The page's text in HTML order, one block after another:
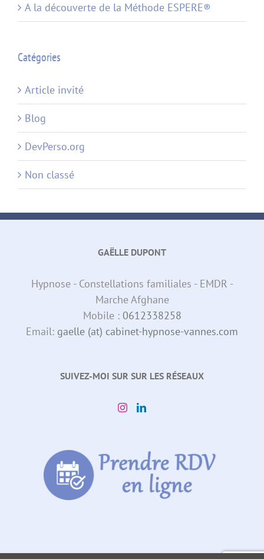
A la découverte de la Méthode ESPERE®
Catégories
Article invité
Blog
DevPerso.org
Non classé
GAËLLE DUPONT
Hypnose - Constellations familiales - EMDR -
Marche Afghane
Mobile : 0612338258
Email: gaelle (at) cabinet-hypnose-vannes.com
SUIVEZ-MOI SUR SUR LES RÉSEAUX